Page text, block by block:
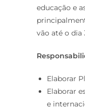
educação e
vão até o dia
Elaborar
Elaborar
e